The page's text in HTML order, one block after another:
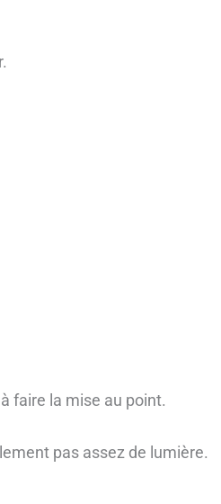
faire la mise au point.
pas assez de lumière.